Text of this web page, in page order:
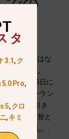
開始日ではな
となりまし
年4月26日に
です。ポーラン
クセスが引き
向けの代替と
ていません。.
タ
3.1,ク
5.0 Pro,
5,クロ
,キミ